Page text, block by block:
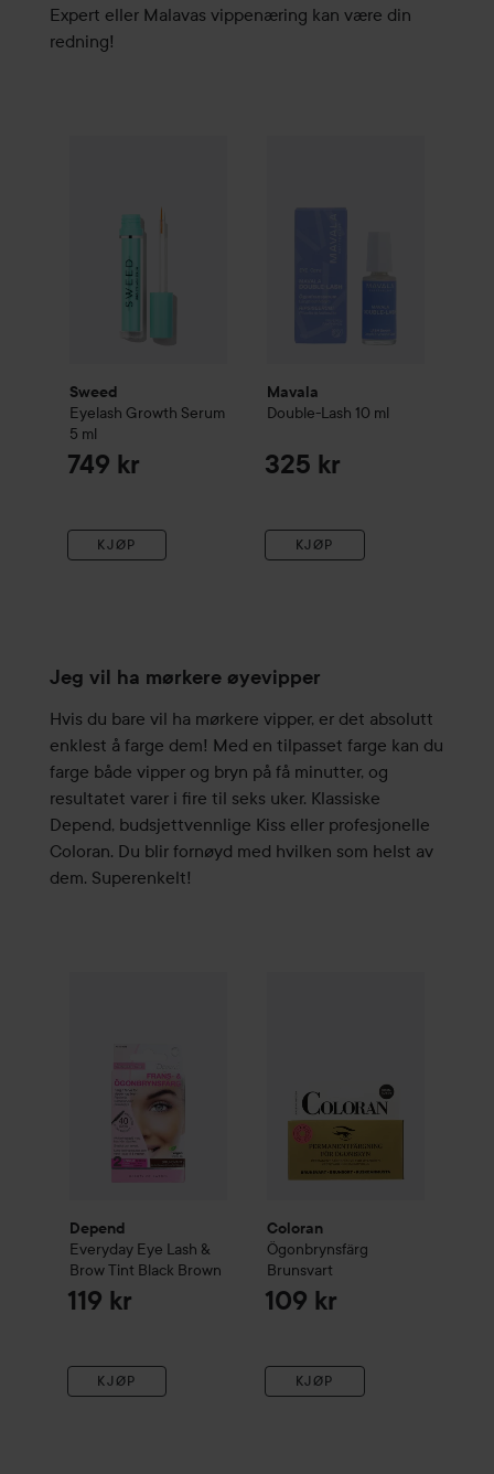
Expert eller Malavas vippenæring kan være din
redning!
Sweed
Eyelash Growth Serum
5 ml
749 kr
KJØP
Mavala
Double-Lash 10 ml
325 kr
KJØP
Jeg vil ha mørkere øyevipper
Hvis du bare vil ha mørkere vipper, er det absolutt
enklest å farge dem! Med en tilpasset farge kan du
farge både vipper og bryn på få minutter, og
resultatet varer i fire til seks uker. Klassiske
Depend, budsjettvennlige Kiss eller profesjonelle
Coloran. Du blir fornøyd med hvilken som helst av
dem. Superenkelt!
Depend
Everyday Eye Lash &
Brow Tint Black Brown
119 kr
KJØP
Coloran
Ögonbrynsfärg
Brunsvart
109 kr
KJØP